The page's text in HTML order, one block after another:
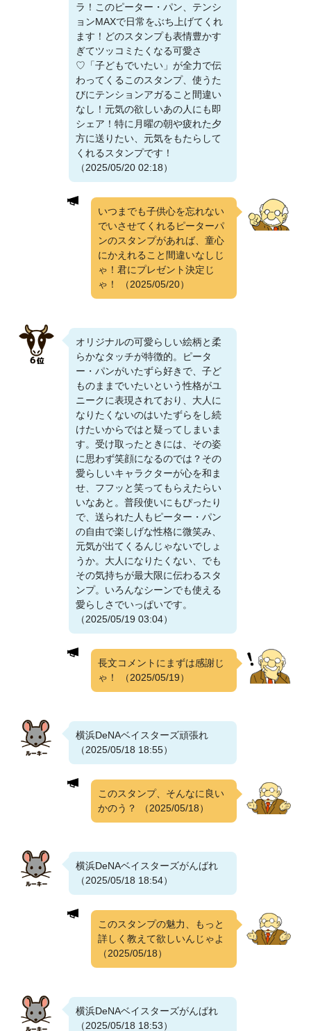
ラ！このピーター・パン、テンシ
ョンMAXで日常をぶち上げてくれ
ます！どのスタンプも表情豊かす
ぎてツッコミたくなる可愛さ
♡「子どもでいたい」が全力で伝
わってくるこのスタンプ、使うた
びにテンションアガること間違い
なし！元気の欲しいあの人にも即
シェア！特に月曜の朝や疲れた夕
方に送りたい、元気をもたらして
くれるスタンプです！
（2025/05/20 02:18）
いつまでも子供心を忘れない
でいさせてくれるピーターパ
ンのスタンプがあれば、童心
にかえれること間違いなしじ
ゃ！君にプレゼント決定じ
ゃ！
（2025/05/20）
オリジナルの可愛らしい絵柄と柔
らかなタッチが特徴的。ピータ
ー・パンがいたずら好きで、子ど
ものままでいたいという性格がユ
ニークに表現されており、大人に
なりたくないのはいたずらをし続
けたいからではと疑ってしまいま
す。受け取ったときには、その姿
に思わず笑顔になるのでは？その
愛らしいキャラクターが心を和ま
せ、フフッと笑ってもらえたらい
いなあと。普段使いにもぴったり
で、送られた人もピーター・パン
の自由で楽しげな性格に微笑み、
元気が出てくるんじゃないでしょ
うか。大人になりたくない、でも
その気持ちが最大限に伝わるスタ
ンプ。いろんなシーンでも使える
愛らしさでいっぱいです。
（2025/05/19 03:04）
長文コメントにまずは感謝じ
ゃ！
（2025/05/19）
横浜DeNAベイスターズ頑張れ
（2025/05/18 18:55）
このスタンプ、そんなに良い
かのう？
（2025/05/18）
横浜DeNAベイスターズがんばれ
（2025/05/18 18:54）
このスタンプの魅力、もっと
詳しく教えて欲しいんじゃよ
（2025/05/18）
横浜DeNAベイスターズがんばれ
（2025/05/18 18:53）